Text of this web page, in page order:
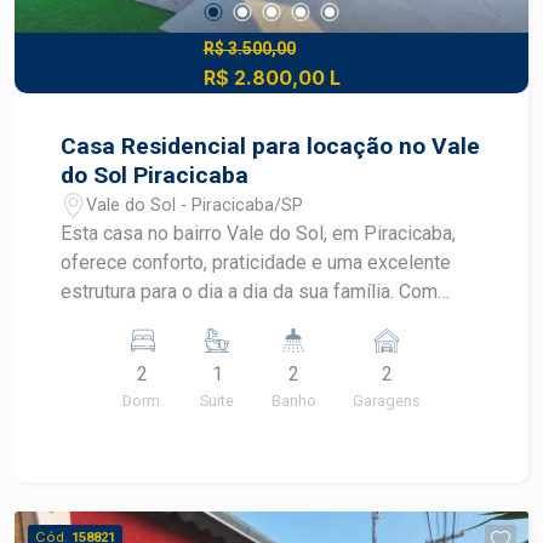
R$ 3.500,00
R$ 2.800,00 L
Casa Residencial para locação no Vale
do Sol Piracicaba
Vale do Sol - Piracicaba/SP
Esta casa no bairro Vale do Sol, em Piracicaba,
oferece conforto, praticidade e uma excelente
estrutura para o dia a dia da sua família. Com
fácil acesso aos principais serviços da região, é
uma ótima opção para quem busca qualidade de
vida em uma localização tranquila.
privativa - Portão eletrônico - Imóvel funcional e
2
Dorm.
1
Suite
2
Banho
2
Garagens
Cód. 158821